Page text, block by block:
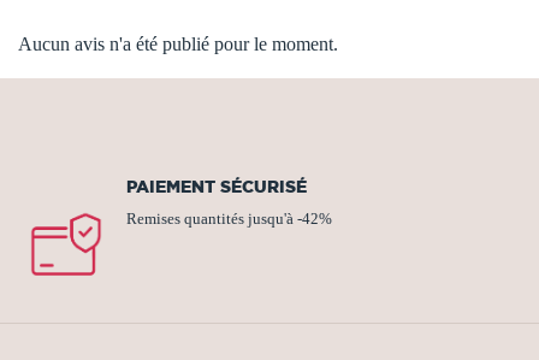
Aucun avis n'a été publié pour le moment.
PAIEMENT SÉCURISÉ
Remises quantités jusqu'à -42%